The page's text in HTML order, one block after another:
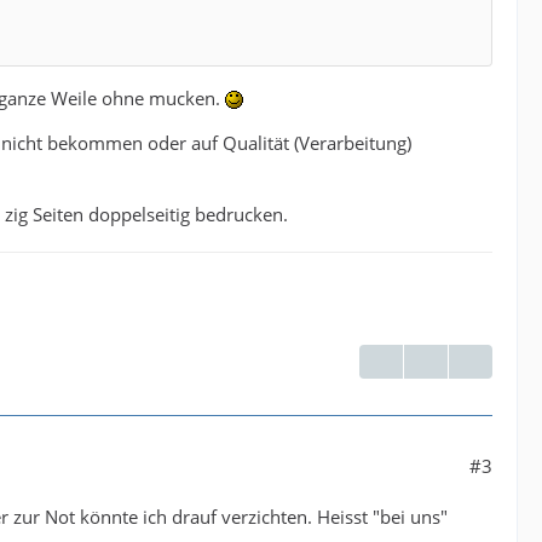
Weile ohne mucken.
bekommen oder auf Qualität (Verarbeitung)
Seiten doppelseitig bedrucken.
#3
zur Not könnte ich drauf verzichten. Heisst "bei uns"